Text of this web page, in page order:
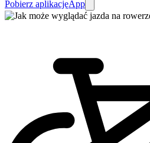
Pobierz aplikacjęApp